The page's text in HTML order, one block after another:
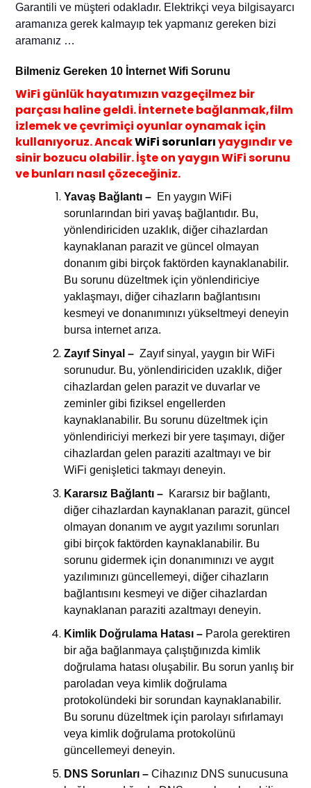
Garantili ve müşteri odakladır. E lektrikçi veya bilgisayarcı
aramanıza gerek kalmayıptek yapmanız gereken bizi
aramanız …
Bilmeniz Gereken 10 İnternet Wifi Sorunu
WiFi günlük hayatımızın vazgeçilmez bir
parçası haline geldi. İnternete bağlanmak,film
izlemek ve çevrimiçi oyunlar oynamak için
kullanıyoruz. AncakWiFi sorunlarıyaygındır ve
sinir bozucu olabilir. İşte on yaygın WiFi sorunu
ve bunları nasıl çözeceğiniz.
Yavaş Bağlantı – En yaygın WiFi
sorunlarından biri yavaş bağlantıdır. Bu,
yönlendiriciden uzaklık, diğer cihazlardan
kaynaklanan parazit ve güncel olmayan
donanım gibi birçok faktörden kaynaklanabilir.
Bu sorunu düzeltmek için yönlendiriciye
yaklaşmayı, diğer cihazların bağlantısını
kesmeyi ve donanımınızı yükseltmeyi deneyin
bursa internet arıza.
Zayıf Sinyal – Zayıf sinyal, yaygın bir WiFi
sorunudur. Bu, yönlendiriciden uzaklık, diğer
cihazlardan gelen parazit ve duvarlar ve
zeminler gibi fiziksel engellerden
kaynaklanabilir. Bu sorunu düzeltmek için
yönlendiriciyi merkezi bir yere taşımayı, diğer
cihazlardan gelen paraziti azaltmayı ve bir
WiFi genişletici takmayı deneyin.
Kararsız Bağlantı – Kararsız bir bağlantı,
diğer cihazlardan kaynaklanan parazit, güncel
olmayan donanım ve aygıt yazılımı sorunları
gibi birçok faktörden kaynaklanabilir. Bu
sorunu gidermek için donanımınızı ve aygıt
yazılımınızı güncellemeyi, diğer cihazların
bağlantısını kesmeyi ve diğer cihazlardan
kaynaklanan paraziti azaltmayı deneyin.
Kimlik Doğrulama Hatası – Parola gerektiren
bir ağa bağlanmaya çalıştığınızda kimlik
doğrulama hatası oluşabilir. Bu sorun yanlış bir
paroladan veya kimlik doğrulama
protokolündeki bir sorundan kaynaklanabilir.
Bu sorunu düzeltmek için parolayı sıfırlamayı
veya kimlik doğrulama protokolünü
güncellemeyi deneyin.
DNS Sorunları – Cihazınız DNS sunucusuna